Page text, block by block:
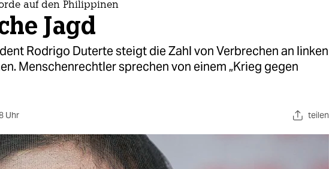
auf den Philippinen
Jagd
Rodrigo Duterte steigt die Zahl von Verbrechen an linken
Menschenrechtler sprechen von einem „Krieg gegen
Uhr teilen